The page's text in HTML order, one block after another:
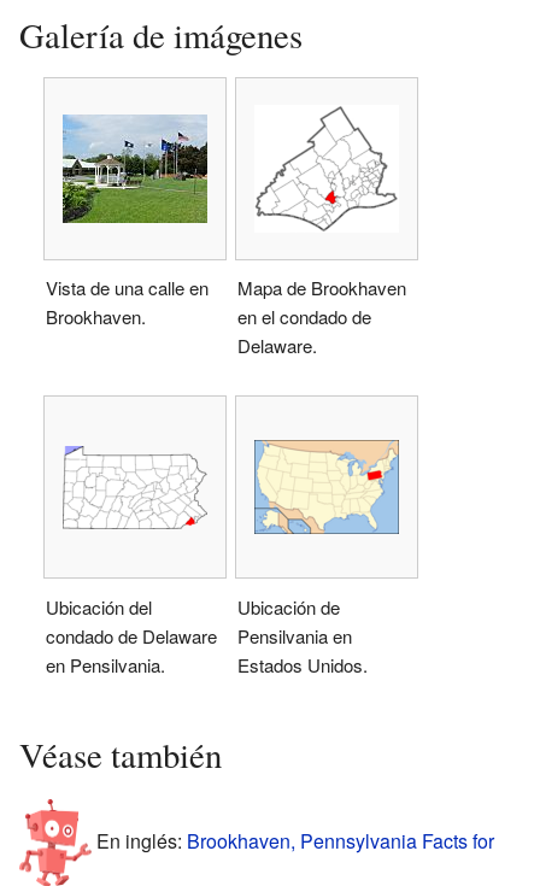
Galería de imágenes
Vista de una calle en
Brookhaven.
Mapa de Brookhaven
en el condado de
Delaware.
Ubicación del
condado de Delaware
en Pensilvania.
Ubicación de
Pensilvania en
Estados Unidos.
Véase también
En inglés: Brookhaven, Pennsylvania Facts for